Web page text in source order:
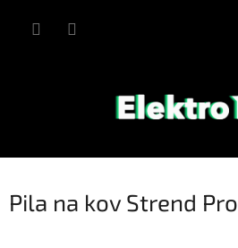
Pila na kov Strend Pro